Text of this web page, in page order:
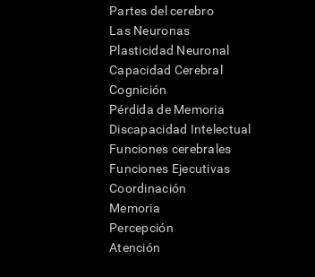
Partes del cerebro
Las Neuronas
Plasticidad Neuronal
Capacidad Cerebral
Cognición
Pérdida de Memoria
Discapacidad Intelectual
Funciones cerebrales
Funciones Ejecutivas
Coordinación
Memoria
Percepción
Atención